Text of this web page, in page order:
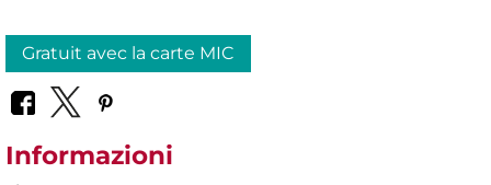
Gratuit avec la carte MIC
Informazioni